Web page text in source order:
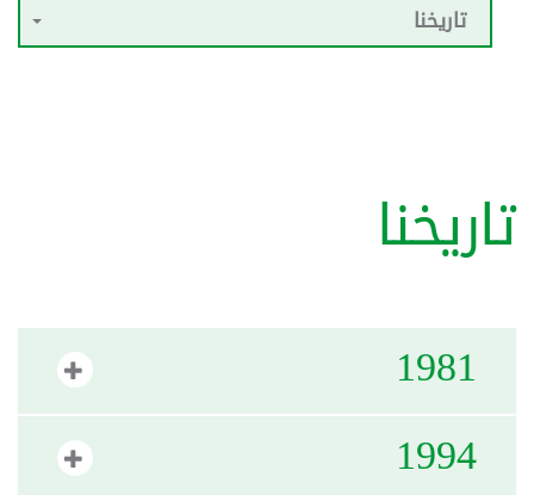
تاريخنا
تاريخنا
1981
1994